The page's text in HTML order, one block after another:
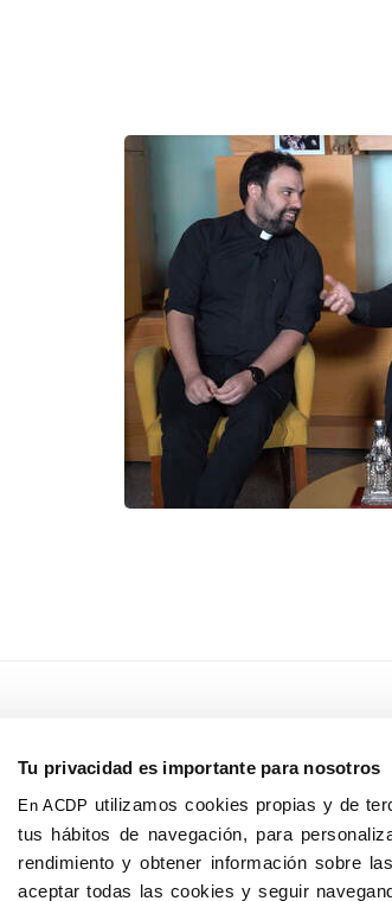
Tu privacidad es importante para nosotros
En ACDP utilizamos cookies propias y de
tus hábitos de navegación, para
rendimiento y obtener información sobre
aceptar todas las cookies y seguir
Calle Isaac Peral, 58 C.P.: 28040, Madrid
Tel (+34) 91 456 63 27